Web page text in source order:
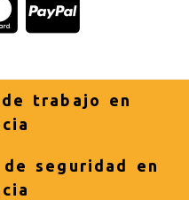
trabajo en
seguridad en